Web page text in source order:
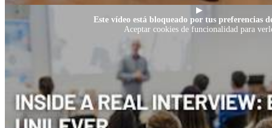
▶
Este vídeo está bloqueado por tus preferencias
Aceptar cookies de funcionalidad para